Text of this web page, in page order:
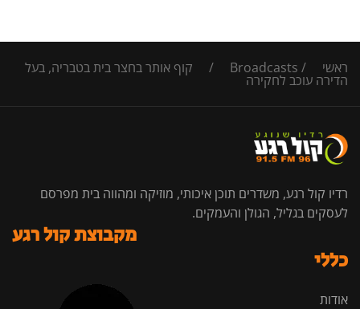
ראשי /
Broadcasts
/ קוף אותר בחצר בית בטבריה, בעל
הדירה עוכב לחקירה
רדיו קול רגע, משדרים תוכן איכותי, מוזיקה ומהווה בית מפרסם
לעסקים בגליל, הגולן והעמקים.
כללי
אודות
מקבוצת קול רגע